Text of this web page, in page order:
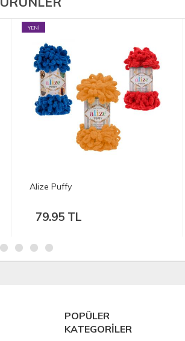
YENİ
Alize Puffy Color
79.95 TL
POPÜLER
KATEGORİLER